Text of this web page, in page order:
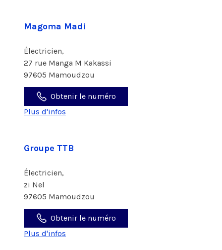
Magoma Madi
Électricien,
27 rue Manga M Kakassi
97605 Mamoudzou
Obtenir le numéro
Plus d'infos
Groupe TTB
Électricien,
zi Nel
97605 Mamoudzou
Obtenir le numéro
Plus d'infos